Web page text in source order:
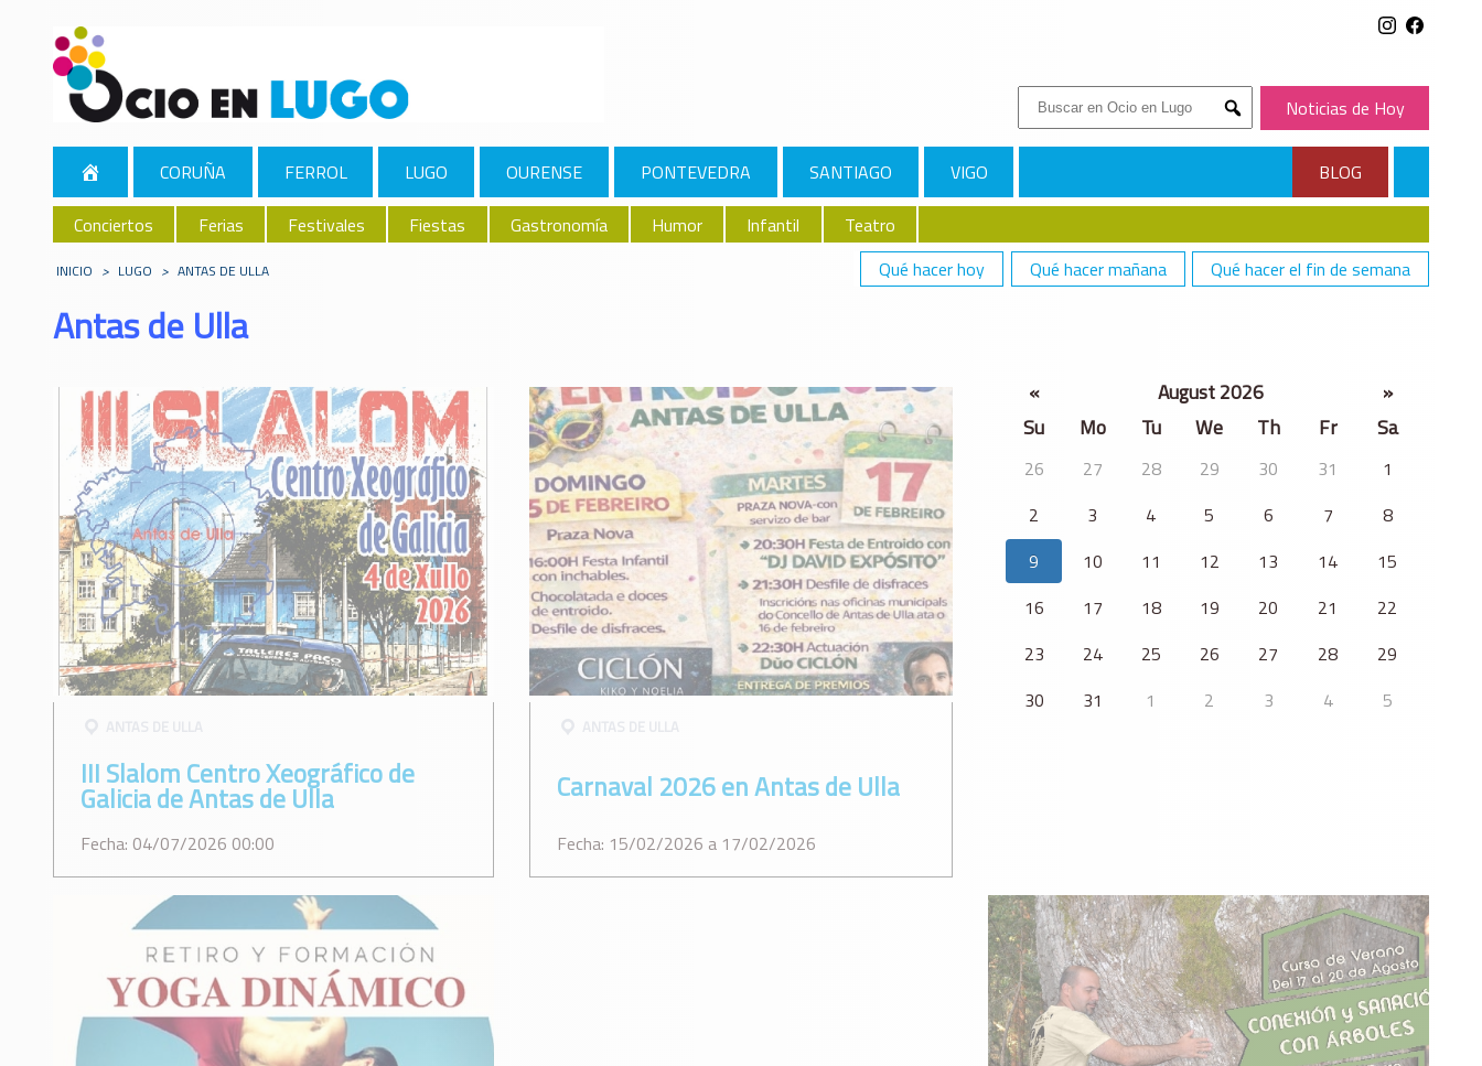
Buscar:
Submit
Noticias de Hoy
CORUÑA FERROL LUGO OURENSE PONTEVEDRA SANTIAGO VIGO
BLOG
Conciertos
Ferias Festivales Fiestas Gastronomía Humor Infantil
Teatro
Qué hacer hoy
Qué hacer mañana Qué hacer el fin de semana
INICIO > LUGO > ANTAS DE ULLA
Antas de Ulla
« August 2026
»
Su
Mo Tu We Th Fr Sa
26 27 28 29 30 31
1
2
3 4 5 6 7
8
9
10 11 12 13 14
15
16
17 18 19 20 21
22
23
24 25 26 27 28
29
30
31 1 2 3 4 5
III Slalom Centro Xeográfico de
Galicia de Antas de Ulla
Fecha: 04/07/2026 00:00
ANTAS DE ULLA
Carnaval 2026 en Antas de Ulla
Fecha: 15/02/2026 a 17/02/2026